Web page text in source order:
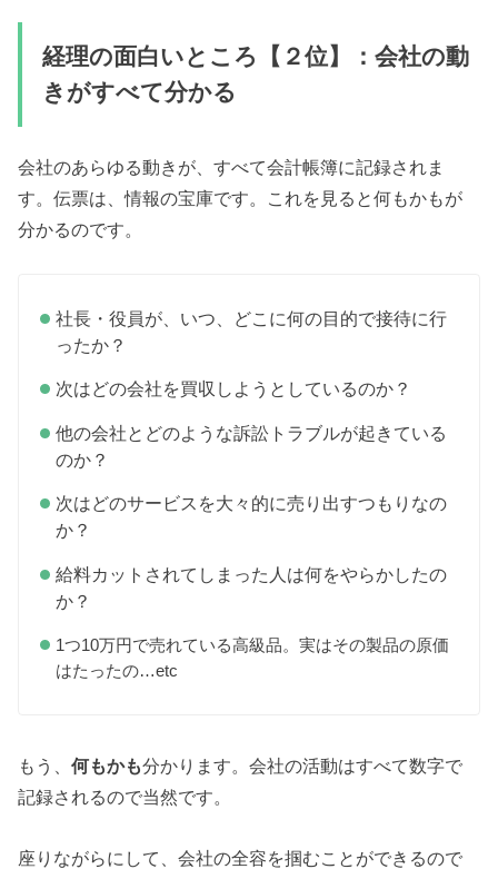
経理の面白いところ【２位】：会社の動
きがすべて分かる
会社のあらゆる動きが、すべて会計帳簿に記録されま
す。伝票は、情報の宝庫です。これを見ると何もかもが
分かるのです。
社長・役員が、いつ、どこに何の目的で接待に行
ったか？
次はどの会社を買収しようとしているのか？
他の会社とどのような訴訟トラブルが起きている
のか？
次はどのサービスを大々的に売り出すつもりなの
か？
給料カットされてしまった人は何をやらかしたの
か？
1つ10万円で売れている高級品。実はその製品の原価
はたったの…etc
もう、何もかも分かります。会社の活動はすべて数字で
記録されるので当然です。
座りながらにして、会社の全容を掴むことができるので